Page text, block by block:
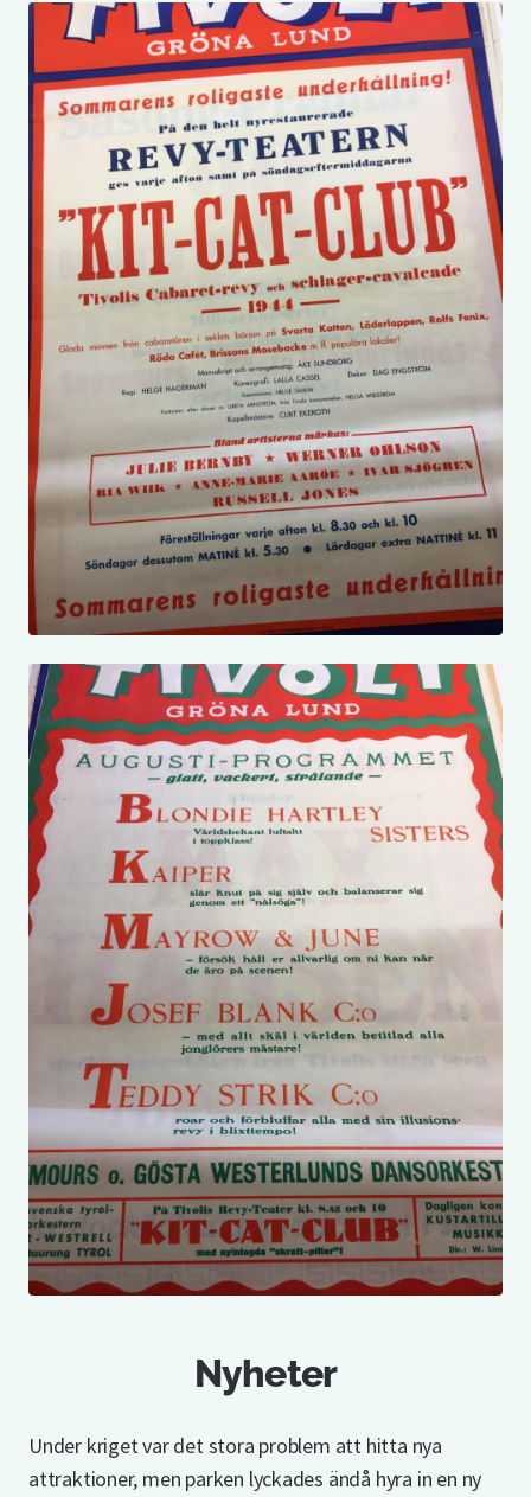
Nyheter
Under kriget var det stora problem att hitta nya
attraktioner, men parken lyckades ändå hyra in en ny